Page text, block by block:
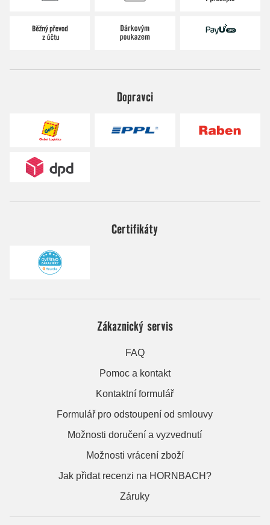
Dopravci
Certifikáty
Zákaznický servis
FAQ
Pomoc a kontakt
Kontaktní formulář
Formulář pro odstoupení od smlouvy
Možnosti doručení a vyzvednutí
Možnosti vrácení zboží
Jak přidat recenzi na HORNBACH?
Záruky